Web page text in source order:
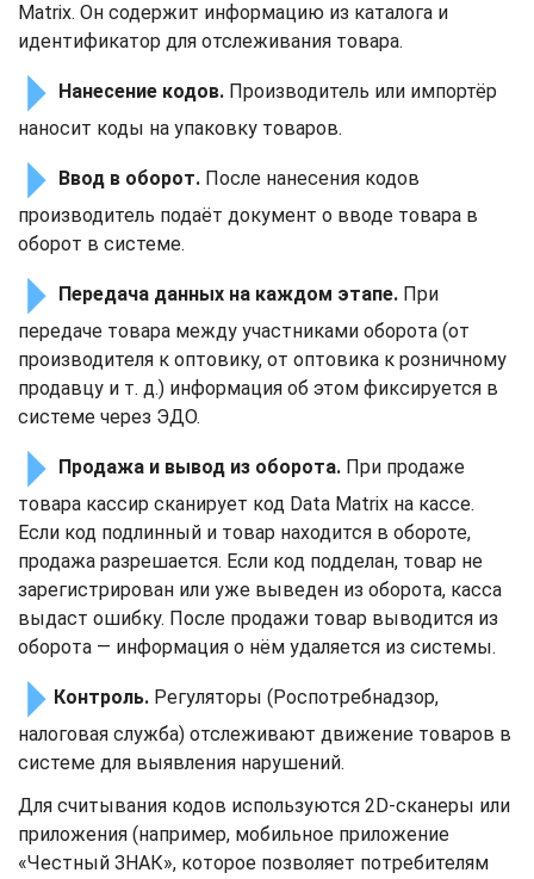
Matrix. Он содержит информацию из каталога и
идентификатор для отслеживания товара.
Нанесение кодов. Производитель или импортёр
наносит коды на упаковку товаров.
Ввод в оборот. После нанесения кодов
производитель подаёт документ о вводе товара в
оборот в системе.
Передача данных на каждом этапе. При
передаче товара между участниками оборота (от
производителя к оптовику, от оптовика к розничному
продавцу и т. д.) информация об этом фиксируется в
системе через ЭДО.
Продажа и вывод из оборота. При продаже
товара кассир сканирует код Data Matrix на кассе.
Если код подлинный и товар находится в обороте,
продажа разрешается. Если код подделан, товар не
зарегистрирован или уже выведен из оборота, касса
выдаст ошибку. После продажи товар выводится из
оборота — информация о нём удаляется из системы.
Контроль. Регуляторы (Роспотребнадзор,
налоговая служба) отслеживают движение товаров в
системе для выявления нарушений.
Для считывания кодов используются 2D-сканеры или
приложения (например, мобильное приложение
«Честный ЗНАК», которое позволяет потребителям